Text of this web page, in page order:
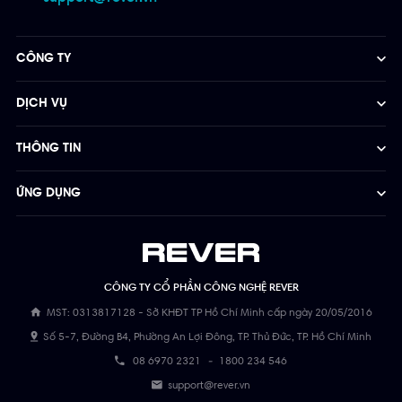
CÔNG TY CỔ PHẦN CÔNG NGHỆ REVER
MST: 0313817128 - Sở KHĐT TP Hồ Chí Minh cấp ngày 20/05/2016
Số 5-7, Đường B4, Phường An Lợi Đông, TP. Thủ Đức, TP. Hồ Chí Minh
08 6970 2321 - 1800 234 546
support@rever.vn
CÔNG TY
DỊCH VỤ
THÔNG TIN
ỨNG DỤNG